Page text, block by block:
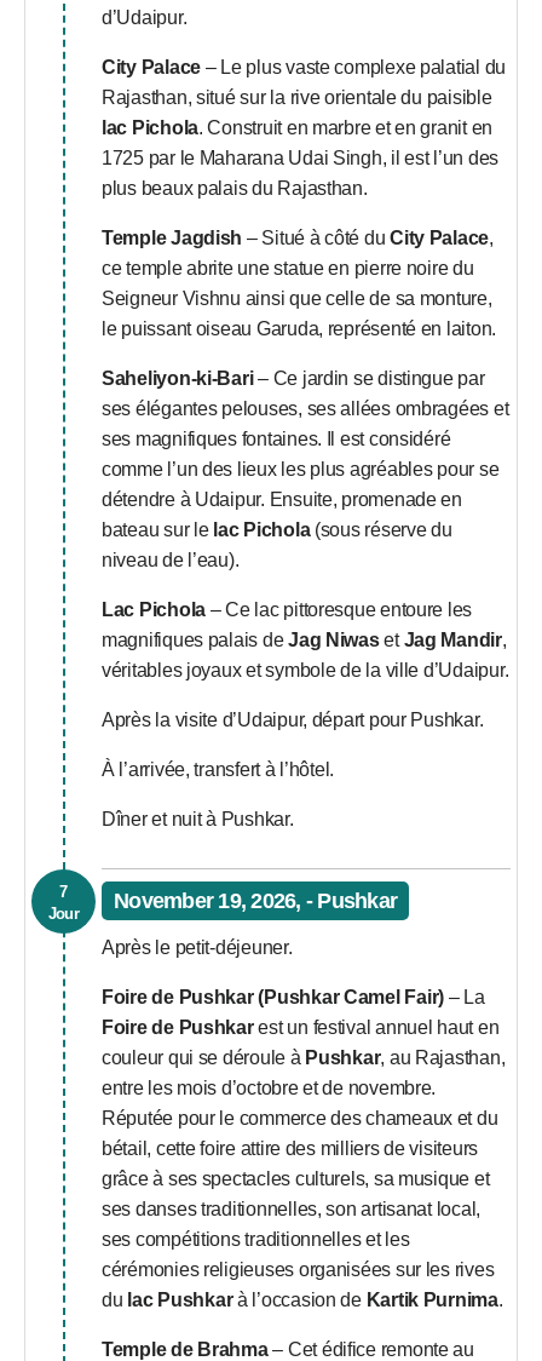
d’Udaipur.
City Palace – Le plus vaste complexe palatial du
Rajasthan, situé sur la rive orientale du paisible
lac Pichola. Construit en marbre et en granit en
1725 par le Maharana Udai Singh, il est l’un des
plus beaux palais du Rajasthan.
Temple Jagdish – Situé à côté duCity Palace,
ce temple abrite une statue en pierre noire du
Seigneur Vishnu ainsi que celle de sa monture,
le puissant oiseau Garuda, représenté en laiton.
Saheliyon-ki-Bari– Ce jardin se distingue par
ses élégantes pelouses, ses allées ombragées et
ses magnifiques fontaines. Il est considéré
comme l’un des lieux les plus agréables pour se
détendre à Udaipur. Ensuite, promenade en
bateau sur le lac Pichola(sous réserve du
niveau de l’eau).
Lac Pichola – Ce lac pittoresque entoure les
magnifiques palais deJag NiwasetJag Mandir,
véritables joyaux et symbole de la ville d’Udaipur.
Après la visite d’Udaipur, départ pour Pushkar.
À l’arrivée, transfert à l’hôtel.
Dîner et nuit à Pushkar.
7
Jour
November 19, 2026, - Pushkar
Après le petit-déjeuner.
Foire de Pushkar (Pushkar Camel Fair) – La
Foire de Pushkarest un festival annuel haut en
couleur qui se déroule à Pushkar, au Rajasthan,
entre les mois d’octobre et de novembre.
Réputée pour le commerce des chameaux et du
bétail, cette foire attire des milliers de visiteurs
grâce à ses spectacles culturels, sa musique et
ses danses traditionnelles, son artisanat local,
ses compétitions traditionnelles et les
cérémonies religieuses organisées sur les rives
du lac Pushkarà l’occasion de Kartik Purnima.
Temple de Brahma– Cet édifice remonte au